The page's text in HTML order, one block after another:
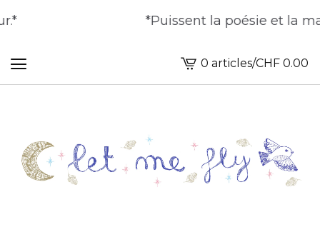
*Puissent la poésie et la
Voir
le
0 articles/CHF 0.00